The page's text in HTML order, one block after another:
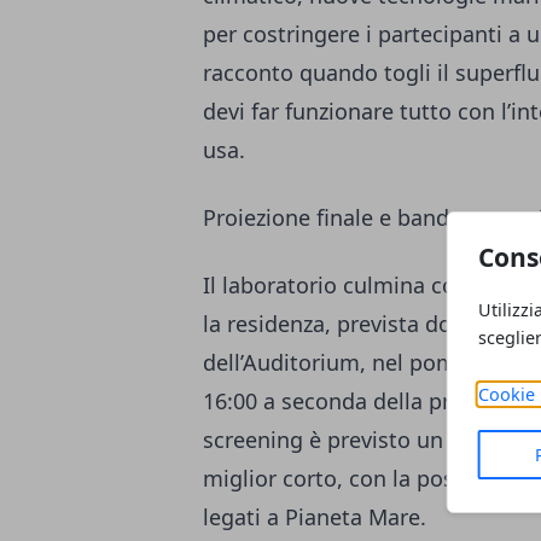
Cookie
per costringere i partecipanti a
racconto quando togli il
devi far funzionare tutto con
usa.
Proiezione finale e bando:
Il laboratorio culmina con la
la residenza, prevista domenica
dell’Auditorium, nel pomeriggio
16:00 a seconda della
screening è previsto un
miglior corto, con la possibilità
legati a Pianeta Mare.